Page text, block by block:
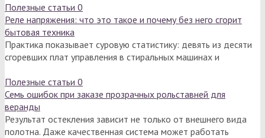
Полезные статьи 0
Реле напряжения: что это такое и почему без него сгорит
бытовая техника
Практика показывает суровую статистику: девять из десяти
сгоревших плат управления в стиральных машинах и
Полезные статьи 0
Семь ошибок при заказе прозрачных рольставней для
веранды
Результат остекления зависит не только от внешнего вида
полотна. Даже качественная система может работать